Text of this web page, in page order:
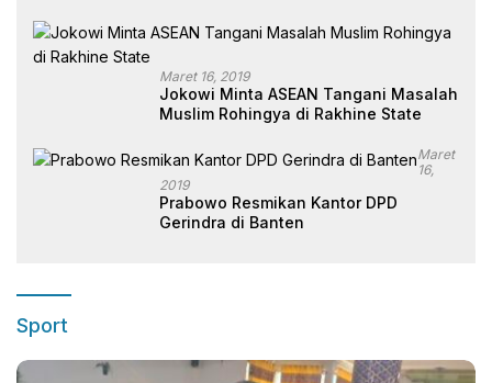
Maret 16, 2019
Jokowi Minta ASEAN Tangani Masalah
Muslim Rohingya di Rakhine State
Maret
16,
2019
Prabowo Resmikan Kantor DPD
Gerindra di Banten
Sport